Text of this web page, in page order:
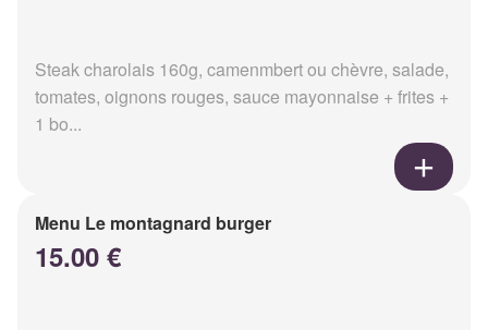
Steak charolais 160g, camenmbert ou chèvre, salade,
tomates, oignons rouges, sauce mayonnaise + frites +
1 bo...
Menu Le montagnard burger
15.00 €